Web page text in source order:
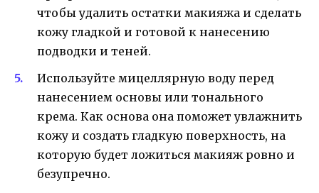
чтобы удалить остатки макияжа и сделать
кожу гладкой и готовой к нанесению
подводки и теней.
Используйте мицеллярную воду перед
нанесением основы или тонального
крема. Как основа она поможет увлажнить
кожу и создать гладкую поверхность, на
которую будет ложиться макияж ровно и
безупречно.